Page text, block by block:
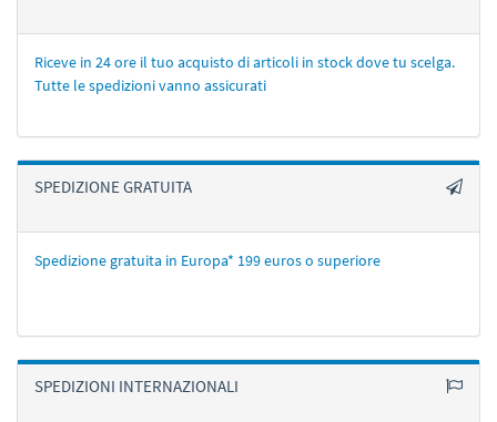
Riceve in 24 ore il tuo acquisto di articoli in stock dove tu scelga.
Tutte le spedizioni vanno assicurati
SPEDIZIONE GRATUITA
Spedizione gratuita in Europa* 199 euros o superiore
SPEDIZIONI INTERNAZIONALI